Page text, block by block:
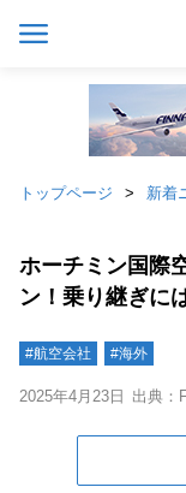
トップページ 新着
ホーチミン国際
ン！乗り継ぎに
#航空会社 #海外
2025年4月23日 出典：